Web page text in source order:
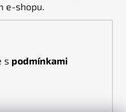
e-shopu.
s podmínkami